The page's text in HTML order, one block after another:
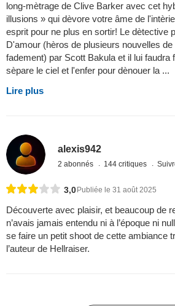
long-mètrage de Clive Barker avec cet
illusions » qui dèvore votre âme de
esprit pour ne plus en sortir! Le dètective
D'amour (hèros de plusieurs nouvelles
fadement) par Scott Bakula et il lui faudra
sèpare le ciel et l'enfer pour dènouer la ...
Lire plus
alexis942
2 abonnés 144 critiques
3,0Publiée le 31 août 2025
Découverte avec plaisir, et beaucoup de
n’avais jamais entendu ni à l’époque ni
se faire un petit shoot de cette ambiance
l’auteur de Hellraiser.